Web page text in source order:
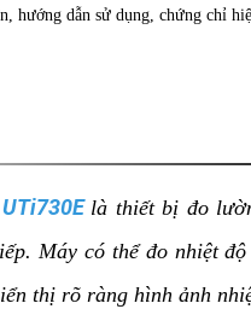
hướng dẫn sử dụng, chứng chỉ
là thiết bị đo
Máy có thể đo nhiệt
thị rõ ràng hình ảnh